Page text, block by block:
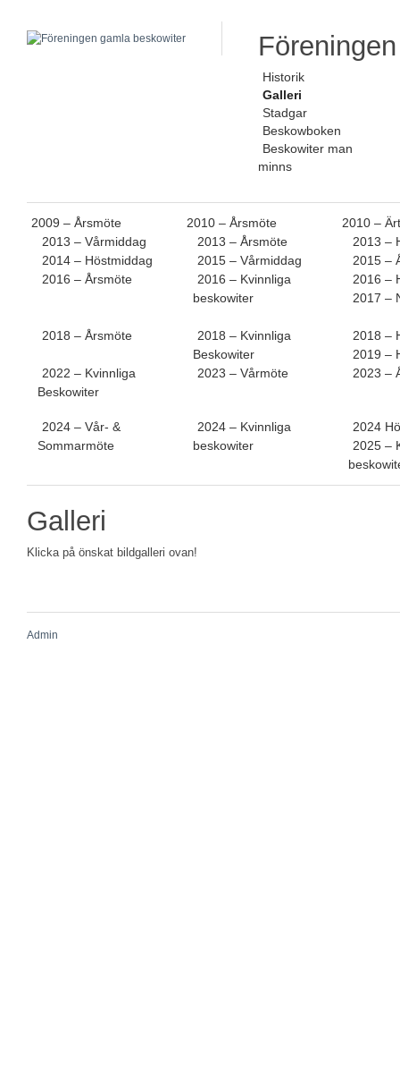
Historik
Galleri
Stadgar
Beskowboken
Beskowiter man
minns
2009 – Årsmöte 2010 – Årsmöte
2010 –
2013 – Vårmiddag
2013 – Årsmöte
2013 –
2014 – Höstmiddag
2015 – Vårmiddag
2015 –
2016 – Årsmöte
2016 – Kvinnliga
beskowiter
2016 –
2017 –
2018 – Årsmöte 2018 – Kvinnliga
Beskowiter
2018 –
2019 –
2022 – Kvinnliga
Beskowiter
2023 – Vårmöte 2023 –
2024 – Vår- &
Sommarmöte
2024 – Kvinnliga
beskowiter
2024
2025 –
Galleri
Klicka på önskat bildgalleri ovan!
Admin